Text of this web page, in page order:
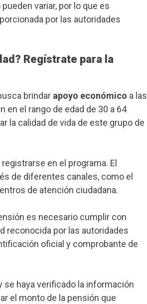
variar, por lo que es
por las autoridades
Regístrate para la
brindar apoyo económico a las
el rango de edad de 30 a 64
la calidad de vida de este grupo de
en el programa. El
de diferentes canales, como el
de atención ciudadana.
es necesario cumplir con
reconocida por las autoridades
oficial y comprobante de
se haya verificado la información
el monto de la pensión que